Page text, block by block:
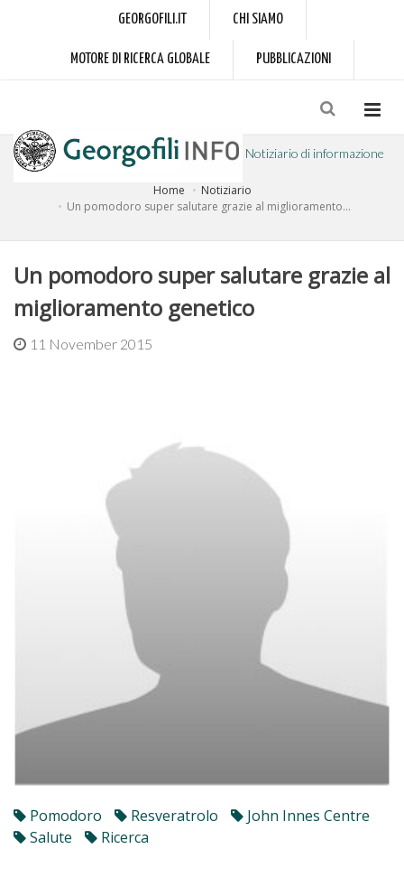
GEORGOFILI.IT CHI SIAMO
MOTORE DI RICERCA GLOBALE PUBBLICAZIONI
Notiziario di informazione
a cura dell'Accademia dei Georgofili
Home
Notiziario
Un pomodoro super salutare grazie al miglioramento...
Un pomodoro super salutare grazie al
miglioramento genetico
11 November 2015
Pomodoro Resveratrolo
John Innes Centre
Salute
Ricerca